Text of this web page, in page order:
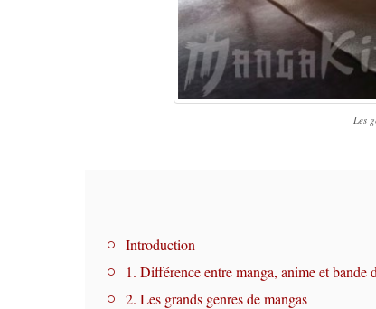
Les
Introduction
1. Différence entre manga, anime et bande
2. Les grands genres de mangas